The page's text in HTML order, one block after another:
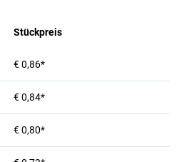
Stückpreis
€ 0,86*
€ 0,84*
€ 0,80*